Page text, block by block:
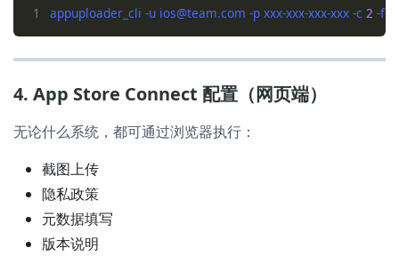
1 appuploader_cli -u ios@team.com -p xxx-xxx-xxx-xxx -c 2
4. App Store Connect 配置（网页端）
无论什么系统，都可通过浏览器执行：
截图上传
隐私政策
元数据填写
版本说明